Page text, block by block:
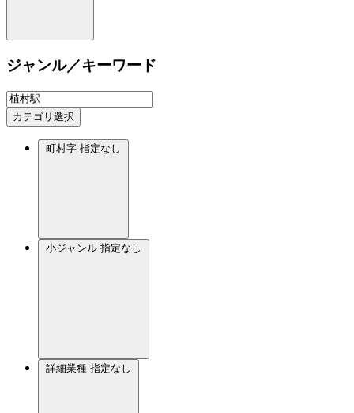
ジャンル／キーワード
カテゴリ選択
町村字 指定なし
小ジャンル 指定なし
詳細業種 指定なし